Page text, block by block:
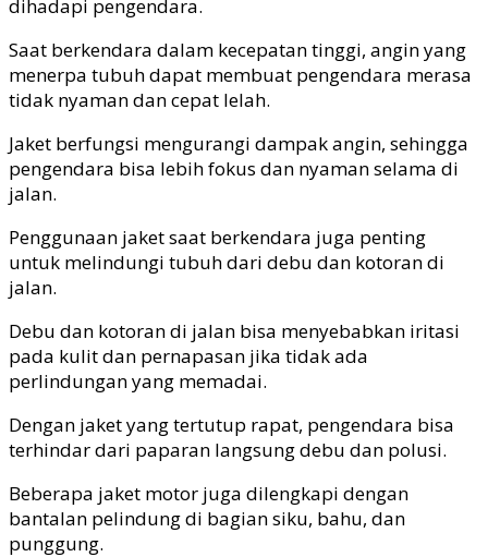
dihadapi pengendara.
Saat berkendara dalam kecepatan tinggi, angin yang
menerpa tubuh dapat membuat pengendara merasa
tidak nyaman dan cepat lelah.
Jaket berfungsi mengurangi dampak angin, sehingga
pengendara bisa lebih fokus dan nyaman selama di
jalan.
Penggunaan jaket saat berkendara juga penting
untuk melindungi tubuh dari debu dan kotoran di
jalan.
Debu dan kotoran di jalan bisa menyebabkan iritasi
pada kulit dan pernapasan jika tidak ada
perlindungan yang memadai.
Dengan jaket yang tertutup rapat, pengendara bisa
terhindar dari paparan langsung debu dan polusi.
Beberapa jaket motor juga dilengkapi dengan
bantalan pelindung di bagian siku, bahu, dan
punggung.